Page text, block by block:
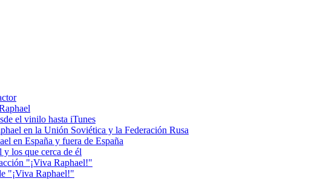
el vinilo hasta iTunes
en la Unión Soviética y la Federación Rusa
en España y fuera de España
los que cerca de él
"¡Viva Raphael!"
"¡Viva Raphael!"